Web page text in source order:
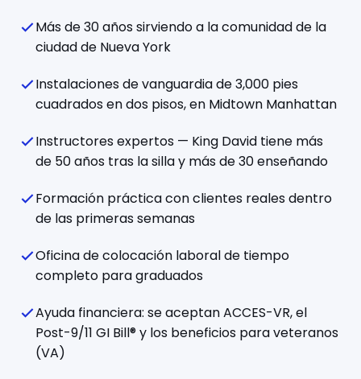
Más de 30 años sirviendo a la comunidad de la
ciudad de Nueva York
Instalaciones de vanguardia de 3,000 pies
cuadrados en dos pisos, en Midtown Manhattan
Instructores expertos — King David tiene más
de 50 años tras la silla y más de 30 enseñando
Formación práctica con clientes reales dentro
de las primeras semanas
Oficina de colocación laboral de tiempo
completo para graduados
Ayuda financiera: se aceptan ACCES-VR, el
Post-9/11 GI Bill® y los beneficios para veteranos
(VA)